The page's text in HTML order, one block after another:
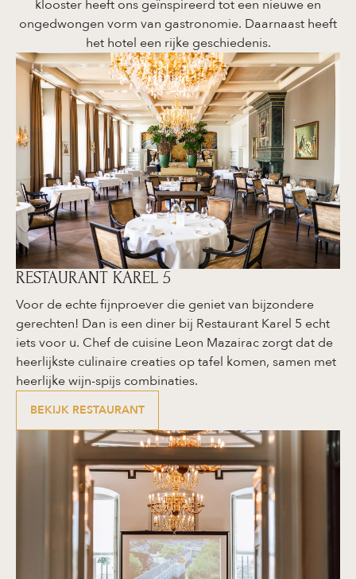
klooster heeft ons geïnspireerd tot een nieuwe en
ongedwongen vorm van gastronomie. Daarnaast heeft
het hotel een rijke geschiedenis.
RESTAURANT KAREL 5
Voor de echte fijnproever die geniet van bijzondere
gerechten! Dan is een diner bij Restaurant Karel 5 echt
iets voor u. Chef de cuisine Leon Mazairac zorgt dat de
heerlijkste culinaire creaties op tafel komen, samen met
heerlijke wijn-spijs combinaties.
BEKIJK RESTAURANT